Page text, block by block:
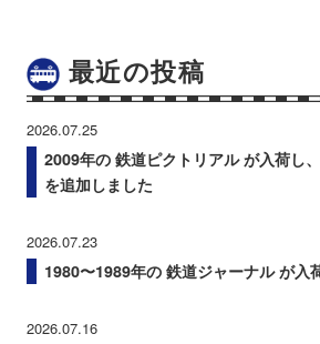
最近の投稿
2026.07.25
2009年の 鉄道ピクトリアル が入荷し
を追加しました
2026.07.23
1980〜1989年の 鉄道ジャーナル が入
2026.07.16